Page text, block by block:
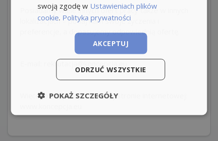
Posiadamy wiele innych ofert pracy także w innych
lokalizacjach – podaj nam swoje życzenia i
preferencje, a dopasujemy odpowiednią ofertę.
E-mail: rekrutacja@koncepcja.eu
Więcej ofert pracy na naszej stronie internetowej:
swoją zgodę w Ustawieniach plików
cookie. Polityka prywatności
AKCEPTUJ
ODRZUĆ WSZYSTKIE
POKAŻ SZCZEGÓŁY